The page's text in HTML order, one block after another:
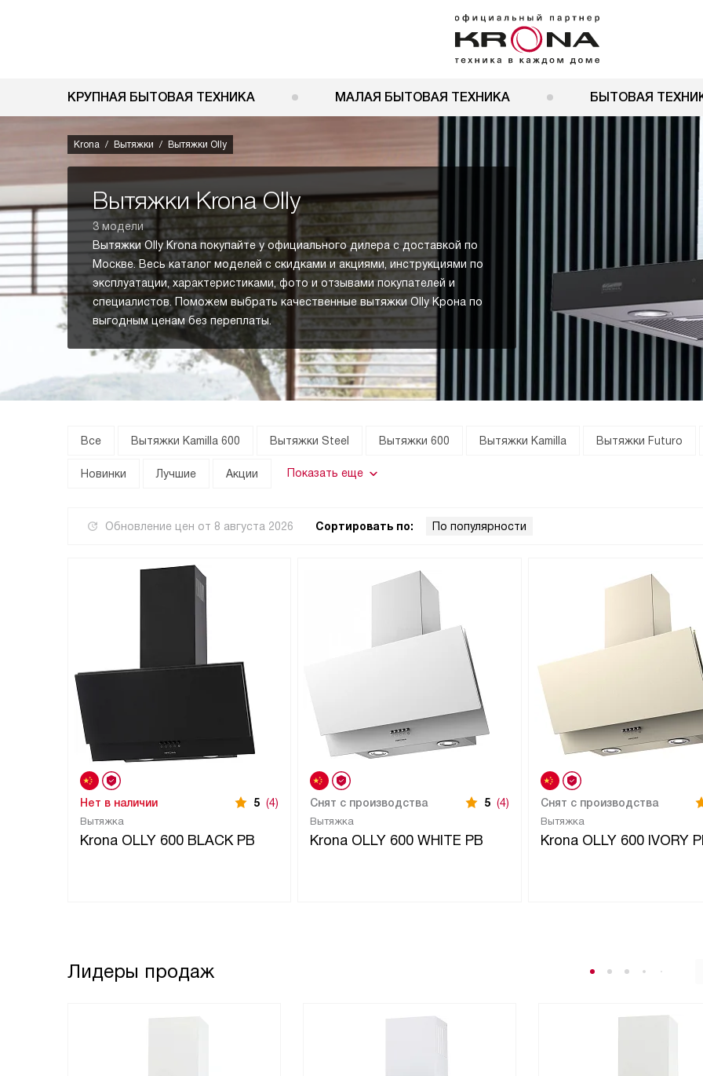
КРУПНАЯ БЫТОВАЯ ТЕХНИКА МАЛАЯ БЫТОВАЯ ТЕХНИКА БЫТОВАЯ
Krona Вытяжки Вытяжки Olly
Вытяжки Krona Olly
3 модели
Вытяжки Olly Krona покупайте у официального дилера с доставкой по
Москве. Весь каталог моделей с скидками и акциями, инструкциями по
эксплуатации, характеристиками, фото и отзывами покупателей и
специалистов. Поможем выбрать качественные вытяжки Olly Крона по
выгодным ценам без переплаты.
Все Вытяжки Kamilla 600 Вытяжки Steel Вытяжки 600 Вытяжки Kamilla Вытяжки Futuro
Новинки Лучшие Акции Показать еще
Обновление цен от 8 августа 2026 Сортировать по: По популярности
Вытяжка
Krona OLLY 600 BLACK PB
Нет в наличии 5 (4)
Вытяжка
Krona OLLY 600 WHITE PB
Снят с производства 5 (4)
Вытяжка
Krona OLLY 600 IVORY
Снят с производства
Лидеры продаж